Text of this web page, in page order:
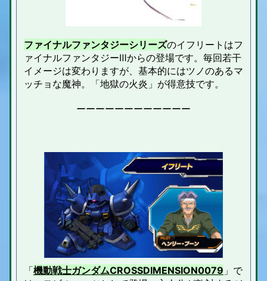
ファイナルファンタジーシリーズのイフリートはフ
ァイナルファンタジーⅢからの登場です。毎回若干
イメージは変わりますが、基本的にはツノのあるマ
ッチョな魔神。「地獄の火炎」が得意技です。
ーーーーーーーーーーーー
「機動戦士ガンダムCROSSDIMENSION0079 」で